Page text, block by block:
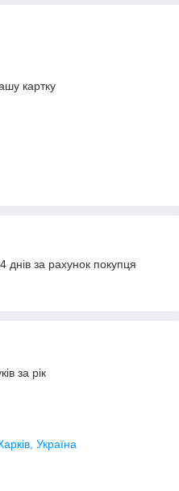
картку
за рахунок покупця
за рік
Україна